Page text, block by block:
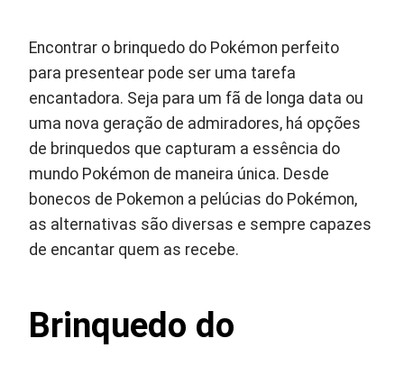
Encontrar o brinquedo do Pokémon perfeito
para presentear pode ser uma tarefa
encantadora. Seja para um fã de longa data ou
uma nova geração de admiradores, há opções
de brinquedos que capturam a essência do
mundo Pokémon de maneira única. Desde
bonecos de Pokemon a pelúcias do Pokémon,
as alternativas são diversas e sempre capazes
de encantar quem as recebe.
Brinquedo do